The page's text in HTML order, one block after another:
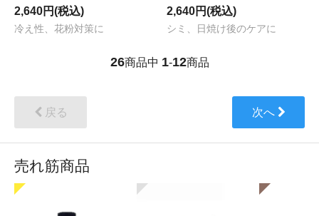
2,640円(税込)
冷え性、花粉対策に
2,640円(税込)
シミ、日焼け後のケアに
26商品中 1-12商品
戻る 次へ
売れ筋商品